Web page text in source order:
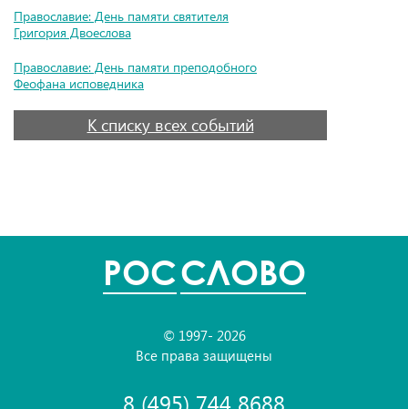
Православие: День памяти святителя
Григория Двоеслова
Православие: День памяти преподобного
Феофана исповедника
К списку всех событий
POCСЛОВО
© 1997- 2026
Все права защищены
8 (495) 744 8688